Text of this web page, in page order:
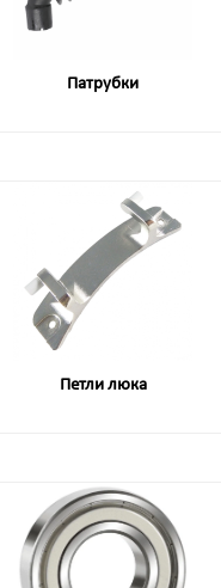
Патрубки
Петли люка